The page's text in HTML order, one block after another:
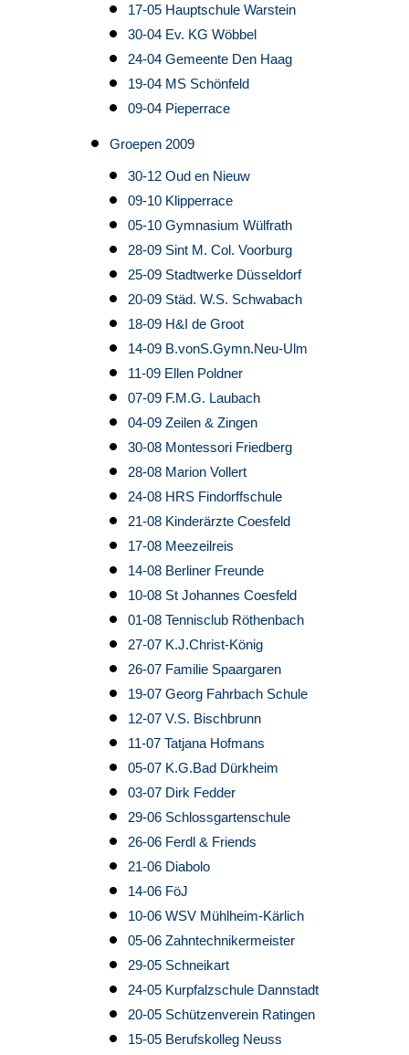
17-05 Hauptschule Warstein
30-04 Ev. KG Wöbbel
24-04 Gemeente Den Haag
19-04 MS Schönfeld
09-04 Pieperrace
Groepen 2009
30-12 Oud en Nieuw
09-10 Klipperrace
05-10 Gymnasium Wülfrath
28-09 Sint M. Col. Voorburg
25-09 Stadtwerke Düsseldorf
20-09 Städ. W.S. Schwabach
18-09 H&I de Groot
14-09 B.vonS.Gymn.Neu-Ulm
11-09 Ellen Poldner
07-09 F.M.G. Laubach
04-09 Zeilen & Zingen
30-08 Montessori Friedberg
28-08 Marion Vollert
24-08 HRS Findorffschule
21-08 Kinderärzte Coesfeld
17-08 Meezeilreis
14-08 Berliner Freunde
10-08 St Johannes Coesfeld
01-08 Tennisclub Röthenbach
27-07 K.J.Christ-König
26-07 Familie Spaargaren
19-07 Georg Fahrbach Schule
12-07 V.S. Bischbrunn
11-07 Tatjana Hofmans
05-07 K.G.Bad Dürkheim
03-07 Dirk Fedder
29-06 Schlossgartenschule
26-06 Ferdl & Friends
21-06 Diabolo
14-06 FöJ
10-06 WSV Mühlheim-Kärlich
05-06 Zahntechnikermeister
29-05 Schneikart
24-05 Kurpfalzschule Dannstadt
20-05 Schützenverein Ratingen
15-05 Berufskolleg Neuss